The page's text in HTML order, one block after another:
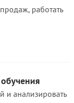
работать
и анализировать